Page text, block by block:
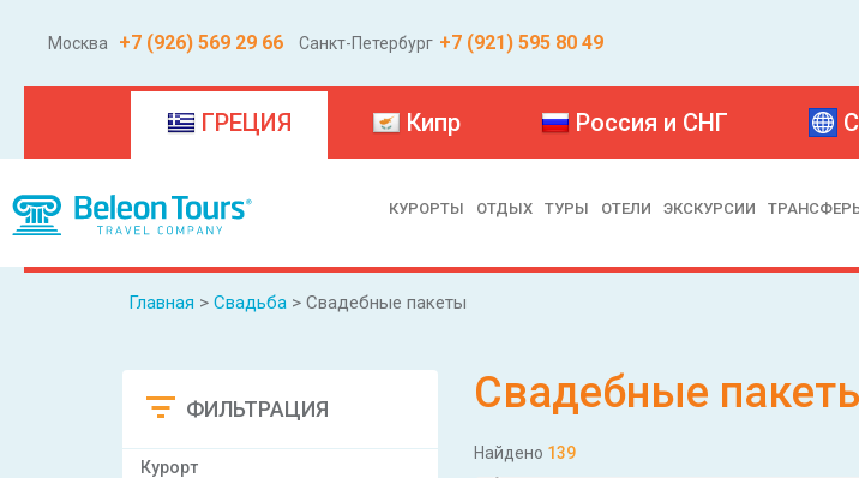
Москва +7 (926) 569 29 66 Санкт-Петербург +7 (921) 595 80 49
ГРЕЦИЯ(current) Кипр Россия и СНГ
КУРОРТЫ ОТДЫХ ТУРЫ ОТЕЛИ ЭКСКУРСИИ
Главная > Свадьба > Свадебные пакеты
ФИЛЬТРАЦИЯ
Курорт
Свадебные
Найдено 139